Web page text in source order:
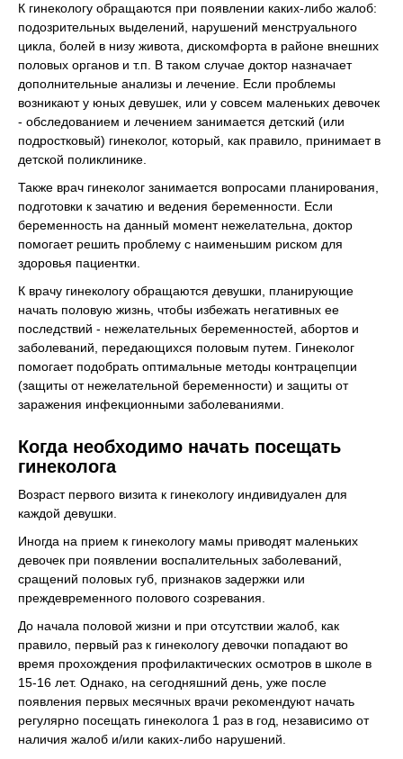
К гинекологу обращаются при появлении каких-либо жалоб:
подозрительных выделений, нарушений менструального
цикла, болей в низу живота, дискомфорта в районе внешних
половых органов и т.п. В таком случае доктор назначает
дополнительные анализы и лечение. Если проблемы
возникают у юных девушек, или у совсем маленьких девочек
- обследованием и лечением занимается детский (или
подростковый) гинеколог, который, как правило, принимает в
детской поликлинике.
Также врач гинеколог занимается вопросами планирования,
подготовки к зачатию и ведения беременности. Если
беременность на данный момент нежелательна, доктор
помогает решить проблему с наименьшим риском для
здоровья пациентки.
К врачу гинекологу обращаются девушки, планирующие
начать половую жизнь, чтобы избежать негативных ее
последствий - нежелательных беременностей, абортов и
заболеваний, передающихся половым путем. Гинеколог
помогает подобрать оптимальные методы контрацепции
(защиты от нежелательной беременности) и защиты от
заражения инфекционными заболеваниями.
Когда необходимо начать посещать
гинеколога
Возраст первого визита к гинекологу индивидуален для
каждой девушки.
Иногда на прием к гинекологу мамы приводят маленьких
девочек при появлении воспалительных заболеваний,
сращений половых губ, признаков задержки или
преждевременного полового созревания.
До начала половой жизни и при отсутствии жалоб, как
правило, первый раз к гинекологу девочки попадают во
время прохождения профилактических осмотров в школе в
15-16 лет. Однако, на сегодняшний день, уже после
появления первых месячных врачи рекомендуют начать
регулярно посещать гинеколога 1 раз в год, независимо от
наличия жалоб и/или каких-либо нарушений.